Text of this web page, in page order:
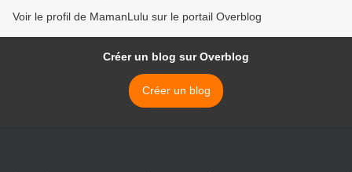
Voir le profil de MamanLulu sur le portail Overblog
Créer un blog sur Overblog
Créer un blog